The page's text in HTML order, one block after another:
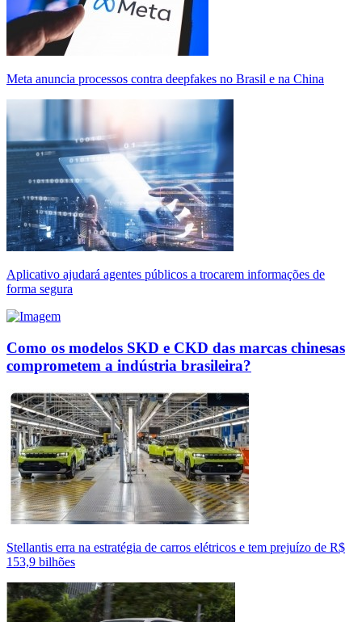
Meta anuncia processos contra deepfakes no Brasil e na China
Aplicativo ajudará agentes públicos a trocarem informações de
forma segura
Como os modelos SKD e CKD das marcas chinesas
comprometem a indústria brasileira?
Stellantis erra na estratégia de carros elétricos e tem prejuízo de R$
153,9 bilhões